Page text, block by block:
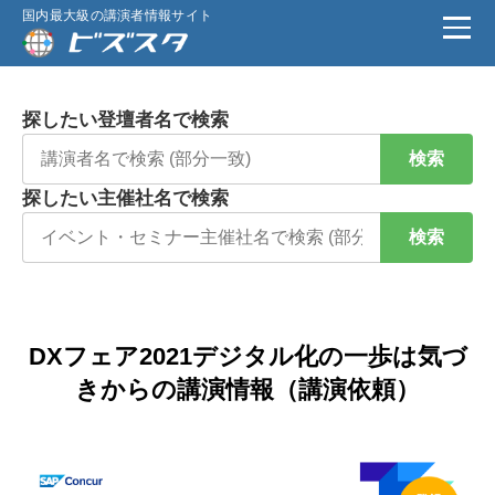
国内最大級の講演者情報サイト
探したい登壇者名で検索
検索
探したい主催社名で検索
検索
DXフェア2021デジタル化の一歩は気づ
きからの講演情報（講演依頼）